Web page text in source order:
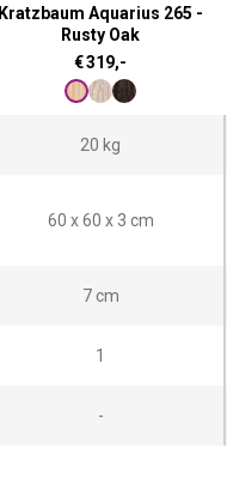
Kratzbaum Aquarius 265 -
Rusty Oak
€319,-
20 kg
60 x 60 x 3 cm
7 cm
1
-